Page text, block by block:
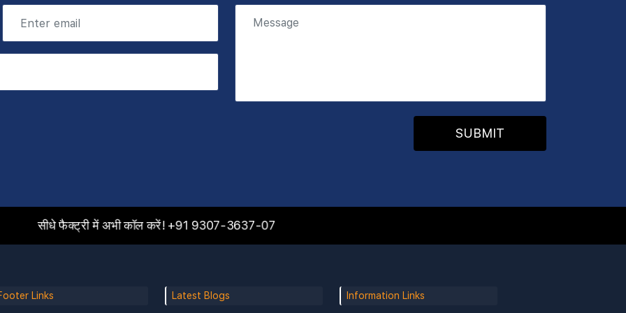
SUBMIT
सीधे फैक्ट्री में अभी कॉल करें! +91 9307-3637-07
Links Latest Blogs Information Links